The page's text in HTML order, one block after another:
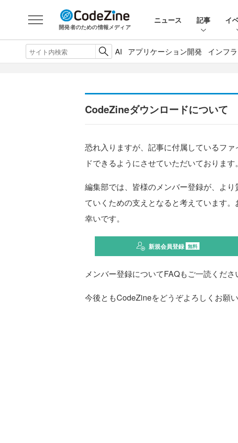
開発者のための情報メディア
ニュース 記事 イ
AI アプリケーション開発 インフラ
CodeZineダウンロードについて
恐れ入りますが、記事に付属しているフ
ドできるようにさせていただいております。
編集部では、皆様のメンバー登録が、よ
ていくための支えとなると考えています
幸いです。
新規会員登録 無料
メンバー登録についてFAQもご一読くださ
今後ともCodeZineをどうぞよろしくお願